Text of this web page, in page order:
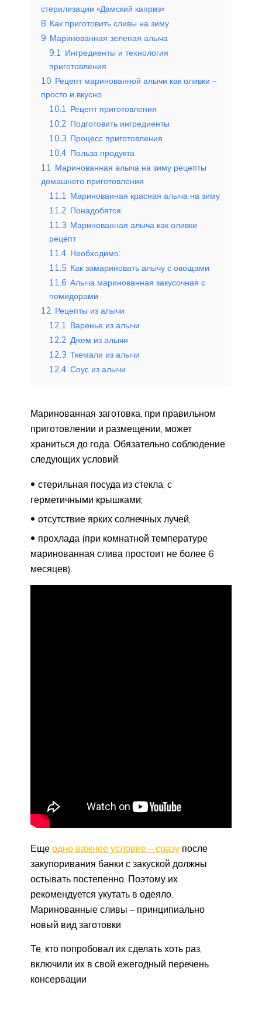
стерилизации «Дамский каприз»
8 Как приготовить сливы на зиму
9 Маринованная зеленая алыча
9.1 Ингредиенты и технология
приготовления
10 Рецепт маринованной алычи как оливки –
просто и вкусно
10.1 Рецепт приготовления
10.2 Подготовить ингредиенты
10.3 Процесс приготовления
10.4 Польза продукта
11 Маринованная алыча на зиму рецепты
домашнего приготовления
11.1 Маринованная красная алыча на зиму
11.2 Понадобятся:
11.3 Маринованная алыча как оливки
рецепт
11.4 Необходимо:
11.5 Как замариновать алычу с овощами
11.6 Алыча маринованная закусочная с
помидорами
12 Рецепты из алычи
12.1 Варенье из алычи
12.2 Джем из алычи
12.3 Ткемали из алычи
12.4 Соус из алычи
Маринованная заготовка, при правильном
приготовлении и размещении, может
храниться до года. Обязательно соблюдение
следующих условий:
стерильная посуда из стекла, с
герметичными крышками;
отсутствие ярких солнечных лучей;
прохлада (при комнатной температуре
маринованная слива простоит не более 6
месяцев).
Еще одно важное условие – сразу после
закупоривания банки с закуской должны
остывать постепенно. Поэтому их
рекомендуется укутать в одеяло.
Маринованные сливы – принципиально
новый вид заготовки
Те, кто попробовал их сделать хоть раз,
включили их в свой ежегодный перечень
консервации